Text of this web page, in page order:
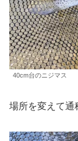
40cm台のニジマス
場所を変えて通